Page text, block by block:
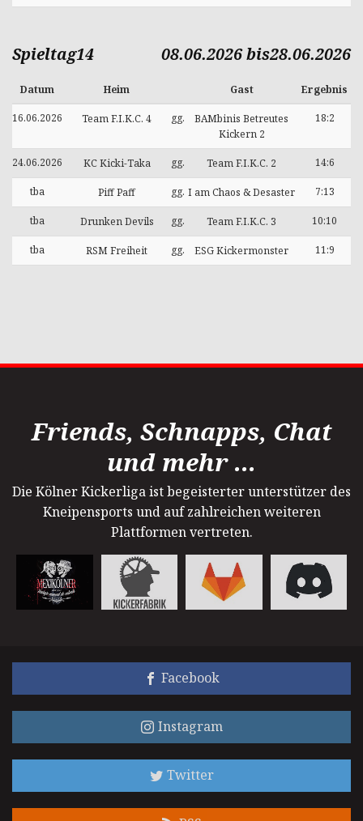
Spieltag14 08.06.2026 bis28.06.2026
Datum Heim Gast Ergebnis
16.06.2026 Team F.I.K.C. 4 gg.
BAMbinis Betreutes
Kickern 2
18:2
24.06.2026 KC Kicki-Taka gg. Team F.I.K.C. 2 14:6
tba Piff Paff gg. I am Chaos & Desaster 7:13
tba Drunken Devils gg. Team F.I.K.C. 3 10:10
tba RSM Freiheit gg. ESG Kickermonster 11:9
Friends, Schnapps, Chat
und mehr ...
Die Kölner Kickerliga ist begeisterter unterstützer des
Kneipensports und auf zahlreichen weiteren
Plattformen vertreten.
Facebook
Instagram
Twitter